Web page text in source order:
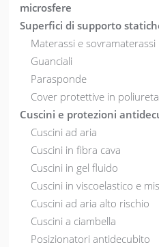
microsfere
Superfici di supporto
Materassi e
Guanciali
Parasponde
Cover protettive in
Cuscini e protezioni
Cuscini ad aria
Cuscini in fibra cava
Cuscini in gel fluido
Cuscini in viscoelastico e
Cuscini ad aria alto rischio
Cuscini a ciambella
Posizionatori antidecubito